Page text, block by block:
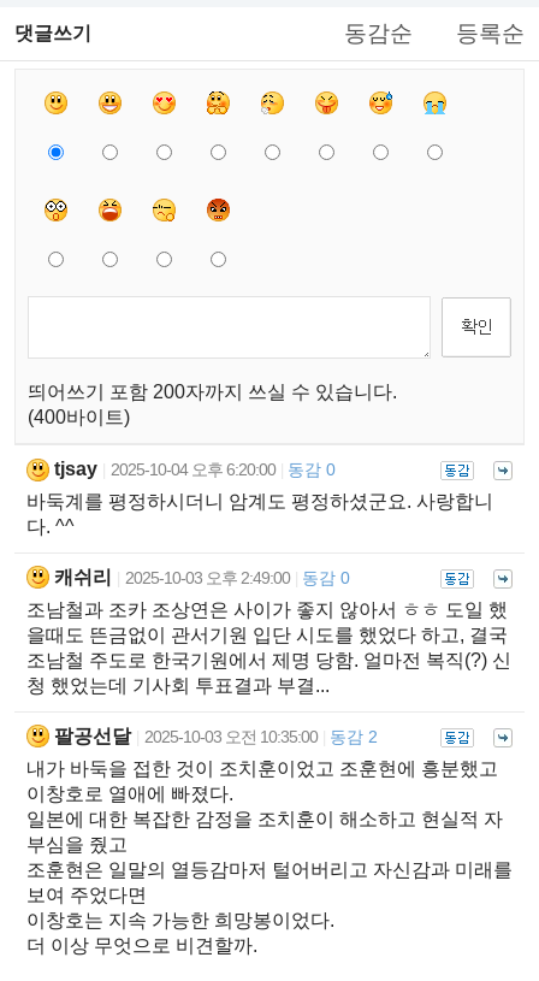
댓글쓰기 동감순 등록순
띄어쓰기 포함 200자까지 쓰실 수 있습니다.
(400바이트)
tjsay 2025-10-04 오후 6:20:00 동감 0
바둑계를 평정하시더니 암계도 평정하셨군요. 사랑합니
다. ^^
캐쉬리 2025-10-03 오후 2:49:00 동감 0
조남철과 조카 조상연은 사이가 좋지 않아서 ㅎㅎ 도일 했
을때도 뜬금없이 관서기원 입단 시도를 했었다 하고, 결국
조남철 주도로 한국기원에서 제명 당함. 얼마전 복직(?) 신
청 했었는데 기사회 투표결과 부결...
팔공선달 2025-10-03 오전 10:35:00 동감 2
내가 바둑을 접한 것이 조치훈이었고 조훈현에 흥분했고
이창호로 열애에 빠졌다.
일본에 대한 복잡한 감정을 조치훈이 해소하고 현실적 자
부심을 줬고
조훈현은 일말의 열등감마저 털어버리고 자신감과 미래를
보여 주었다면
이창호는 지속 가능한 희망봉이었다.
더 이상 무엇으로 비견할까.